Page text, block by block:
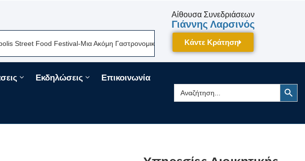
Festival-Μια Ακόμη Γαστρονομική Γιορτή Της Πελοποννήσου Δίνει Ραντεβού Τον Σεπτέμβριο
Αίθουσα Συνεδριάσεων
Γιάννης Λαρσινός
Κάντε Κράτηση
Εκδηλώσεις Επικοινωνία
Search
for:
Search Button